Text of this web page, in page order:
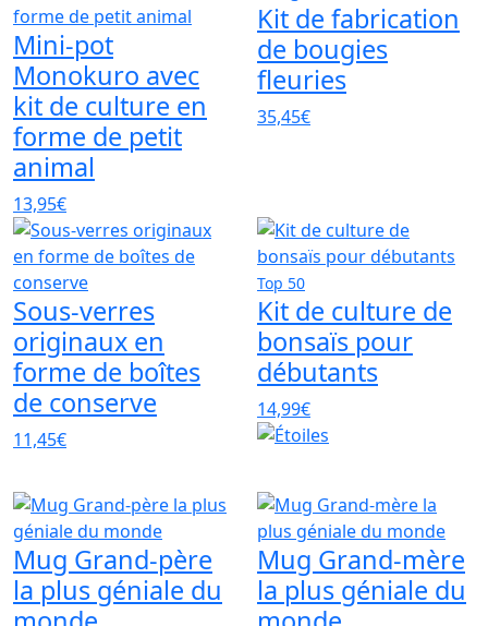
Mini-pot
Monokuro avec
kit de culture en
forme de petit
animal
13,95€
Kit de fabrication
de bougies
fleuries
35,45€
Sous-verres
originaux en
forme de boîtes
de conserve
11,45€
Top 50
Kit de culture de
bonsaïs pour
débutants
14,99€
Mug Grand-père
la plus géniale du
Mug Grand-mère
la plus géniale du